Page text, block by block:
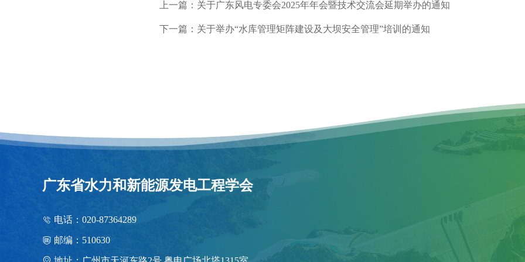
上一篇：关于广东风电专委会2025年年会暨技术交流会延期举办的通知
下一篇：关于举办“水库管理矩阵建设及大坝安全管理”培训的通知
广东省水力和新能源发电工程学会
电话：020-87364289
邮编：510630